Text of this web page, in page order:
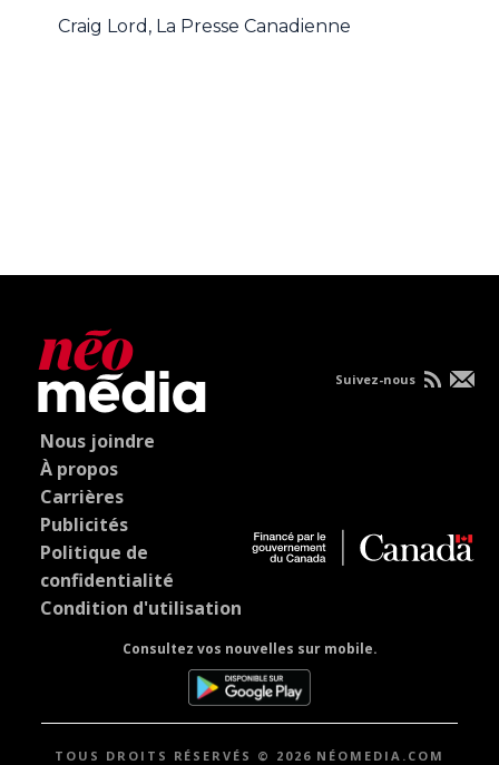
Craig Lord, La Presse Canadienne
Nous joindre
À propos
Carrières
Publicités
Politique de
confidentialité
Condition d'utilisation
Consultez vos nouvelles sur mobile.
Suivez-nous
TOUS DROITS RÉSERVÉS © 2026 NÉOMEDIA.COM